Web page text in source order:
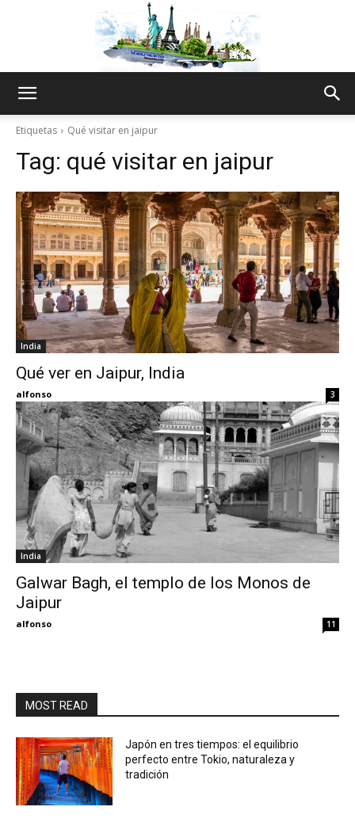
Thru
My
Etiquetas Qué visitar en jaipur
Tag: qué visitar en jaipur
India
Qué ver en Jaipur, India
alfonso 3
India
Galwar Bagh, el templo de los Monos de
Jaipur
alfonso 11
MOST READ
Japón en tres tiempos: el equilibrio
perfecto entre Tokio, naturaleza y
tradición